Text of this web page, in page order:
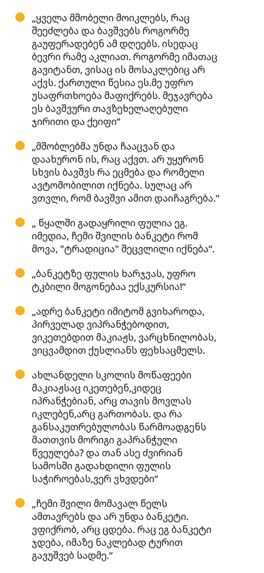
„ყველა მშობელი მოიკლებს, რაც
შეეძლება და ბავშვებს როგორმე
გაუფერადებენ ამ დღეებს. ისედაც
ბევრი რამე აკლიათ. როგორმე იმათაც
გავიტანთ, ვისაც ის მოსაკლებიც არ
აქვს. ქართული წესია ეს.მე უფრო
უსაფრთხოება მაფიქრებს. მეჯავრება
ეს ბავშვური თავზეხელაღებული
ჯირითი და ქეიფი“
„მშობლებმა უნდა ჩააცვან და
დაახურონ ის, რაც აქვთ. არ უყურონ
სხვის ბავშვს რა ეცმება და რომელი
ავტომობილით იქნება. სულაც არ
ვთვლი, რომ ბავშვი ამით დაიჩაგრება.“
„ წყალში გადაყრილი ფულია ეგ.
იმედია, ჩემი შვილის ბანკეტი რომ
მოვა, "ტრადიცია" შეცვლილი იქნება“.
„ბანკეტზე ფულის ხარჯვას, უფრო
ტკბილი მოგონებაა ექსკურსია!“
„ადრე ბანკეტი იმიტომ გვიხაროდა,
პირველად ვიპრანჭებოდით,
ვიკეთებდით მაკიაჟს, ვარცხნილობას,
ვიცვამდით ქუსლიანს ფეხსაცმელს.
ახლანდელი სკოლის მოწაფეები
მაკიაჟსაც იკეთებენ,კიდეც
იპრანჭებიან, არც თავის მოვლას
იკლებენ,არც გართობას. და რა
განსაკუთრებულობას წარმოადგენს
მათთვის მორიგი გაპრანჭული
წვეულება? და თან ასე ძვირიან
სამოსში გადახდილი ფულის
საჭიროებას,ვერ ვხვდები“
„ჩემი შვილი მომავალ წელს
ამთავრებს და არ უნდა ბანკეტი.
ვფიქრობ, არც ცდება. რაც ეგ ბანკეტი
ჯდება, იმაზე ნაკლებად ტურით
გავუშვებ სადმე.“